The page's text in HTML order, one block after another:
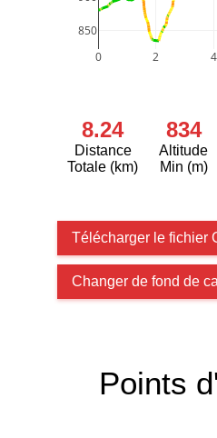
0 2 4
850
8.24
Distance
Totale (km)
834
Altitude
Min (m)
Télécharger le fichier
Changer de fond de
Points